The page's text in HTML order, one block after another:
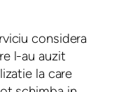
considera
l-au auzit
la care